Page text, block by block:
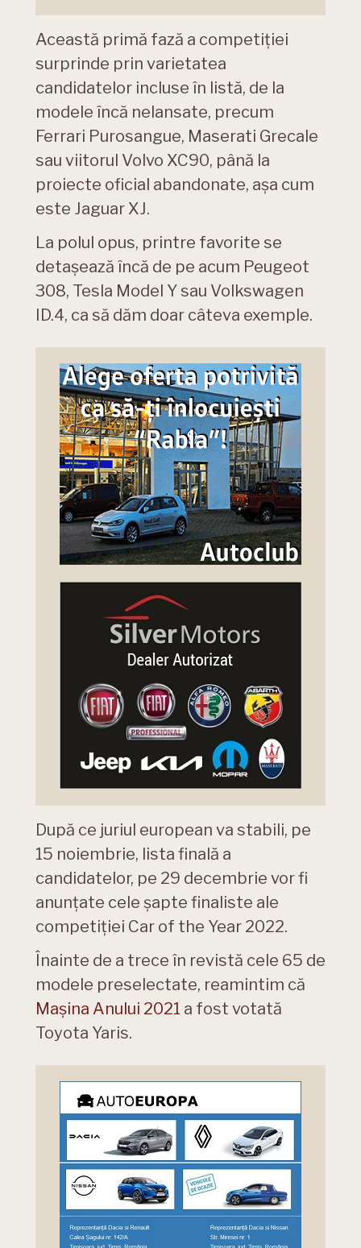
Această primă fază a competiției
surprinde prin varietatea
candidatelor incluse în listă, de la
modele încă nelansate, precum
Ferrari Purosangue, Maserati Grecale
sau viitorul Volvo XC90, până la
proiecte oficial abandonate, așa cum
este Jaguar XJ.
La polul opus, printre favorite se
detașează încă de pe acum Peugeot
308, Tesla Model Y sau Volkswagen
ID.4, ca să dăm doar câteva exemple.
După ce juriul european va stabili, pe
15 noiembrie, lista finală a
candidatelor, pe 29 decembrie vor fi
anunțate cele șapte finaliste ale
competiției Car of the Year 2022.
Înainte de a trece în revistă cele 65 de
modele preselectate, reamintim că
Mașina Anului 2021 a fost votată
Toyota Yaris.